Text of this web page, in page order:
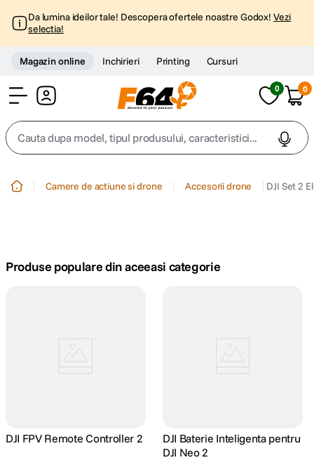
Da lumina ideilor tale! Descopera ofertele noastre Godox! Vezi
selectia!
Magazin online Inchirieri Printing Cursuri
0 0
Cauta dupa model, tipul produsului, caracteristici...
trepied telefon
lavaliera
canon sx740 hs
sony fx
Camere de actiune si drone Accesorii drone DJI Set 2
Produse populare din aceeasi categorie
DJI FPV Remote Controller 2
DJI Baterie Inteligenta pentru
DJI Neo 2